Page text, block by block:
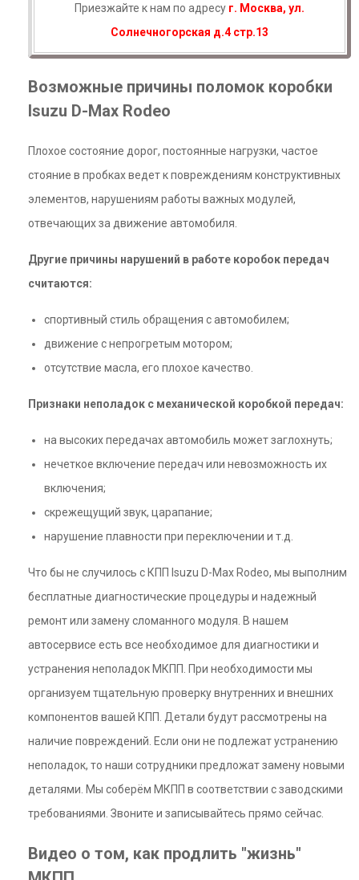
Приезжайте к нам по адресу г. Москва, ул.
Солнечногорская д.4 стр.13
Возможные причины поломок коробки
Isuzu D-Max Rodeo
Плохое состояние дорог, постоянные нагрузки, частое
стояние в пробках ведет к повреждениям конструктивных
элементов, нарушениям работы важных модулей,
отвечающих за движение автомобиля.
Другие причины нарушений в работе коробок передач
считаются:
спортивный стиль обращения с автомобилем;
движение с непрогретым мотором;
отсутствие масла, его плохое качество.
Признаки неполадок с механической коробкой передач:
на высоких передачах автомобиль может заглохнуть;
нечеткое включение передач или невозможность их
включения;
скрежещущий звук, царапание;
нарушение плавности при переключении и т.д.
Что бы не случилось с КПП Isuzu D-Max Rodeo, мы выполним
бесплатные диагностические процедуры и надежный
ремонт или замену сломанного модуля. В нашем
автосервисе есть все необходимое для диагностики и
устранения неполадок МКПП. При необходимости мы
организуем тщательную проверку внутренних и внешних
компонентов вашей КПП. Детали будут рассмотрены на
наличие повреждений. Если они не подлежат устранению
неполадок, то наши сотрудники предложат замену новыми
деталями. Мы соберём МКПП в соответствии с заводскими
требованиями. Звоните и записывайтесь прямо сейчас.
Видео о том, как продлить "жизнь"